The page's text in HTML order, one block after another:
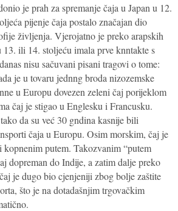
je prah za spremanje čaja u Japan u 12.
pijenje čaja postalo značajan dio
življenja. Vjerojatno je preko arapskih
13. ili 14. stoljeću imala prve knntakte s
nisu sačuvani pisani tragovi o tome:
je u tovaru jednng broda nizozemske
u Europu dovezen zeleni čaj porijeklom
čaj je stigao u Englesku i Francusku.
da su već 30 gndina kasnije bili
čaja u Europu. Osim morskim, čaj je
putem. Takozvanim “putem
dopreman do Indije, a zatim dalje preko
je dugo bio cjenjeniji zbog bolje zaštite
što je na dotadašnjim trgovačkim